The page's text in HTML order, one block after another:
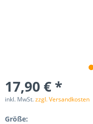
17,90 € *
inkl. MwSt.zzgl. Versandkosten
Größe: